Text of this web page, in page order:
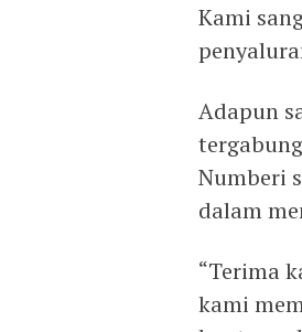
Kami
Adapun
Numberi
dalam
“Terima
kami